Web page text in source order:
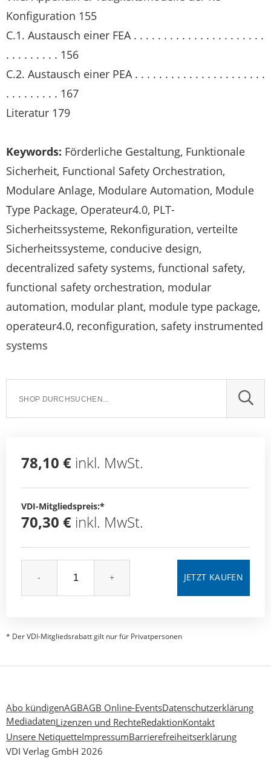
Konfiguration 155
C.1. Austausch einer FEA . . . . . . . . . . . . . . . . . . . . . .
. . . . . . . . . 156
C.2. Austausch einer PEA . . . . . . . . . . . . . . . . . . . . . .
. . . . . . . . . 167
Literatur 179
Keywords: Förderliche Gestaltung, Funktionale
Sicherheit, Functional Safety Orchestration,
Modulare Anlage, Modulare Automation, Module
Type Package, Operateur4.0, PLT-
Sicherheitssysteme, Rekonfiguration, verteilte
Sicherheitssysteme, conducive design,
decentralized safety systems, functional safety,
functional safety orchestration, modular
automation, modular plant, module type package,
operateur4.0, reconfiguration, safety instrumented
systems
78,10 € inkl. MwSt.
VDI-Mitgliedspreis:*
70,30 € inkl. MwSt.
- +
* Der VDI-Mitgliedsrabatt gilt nur für Privatpersonen
Abo kündigenAGBAGB Online-EventsDatenschutzerklärung
MediadatenLizenzen und RechteRedaktionKontakt
Unsere NetiquetteImpressumBarrierefreiheitserklärung
VDI Verlag GmbH 2026